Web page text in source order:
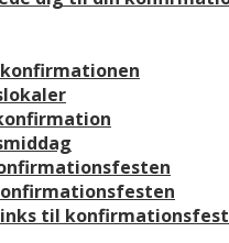
til